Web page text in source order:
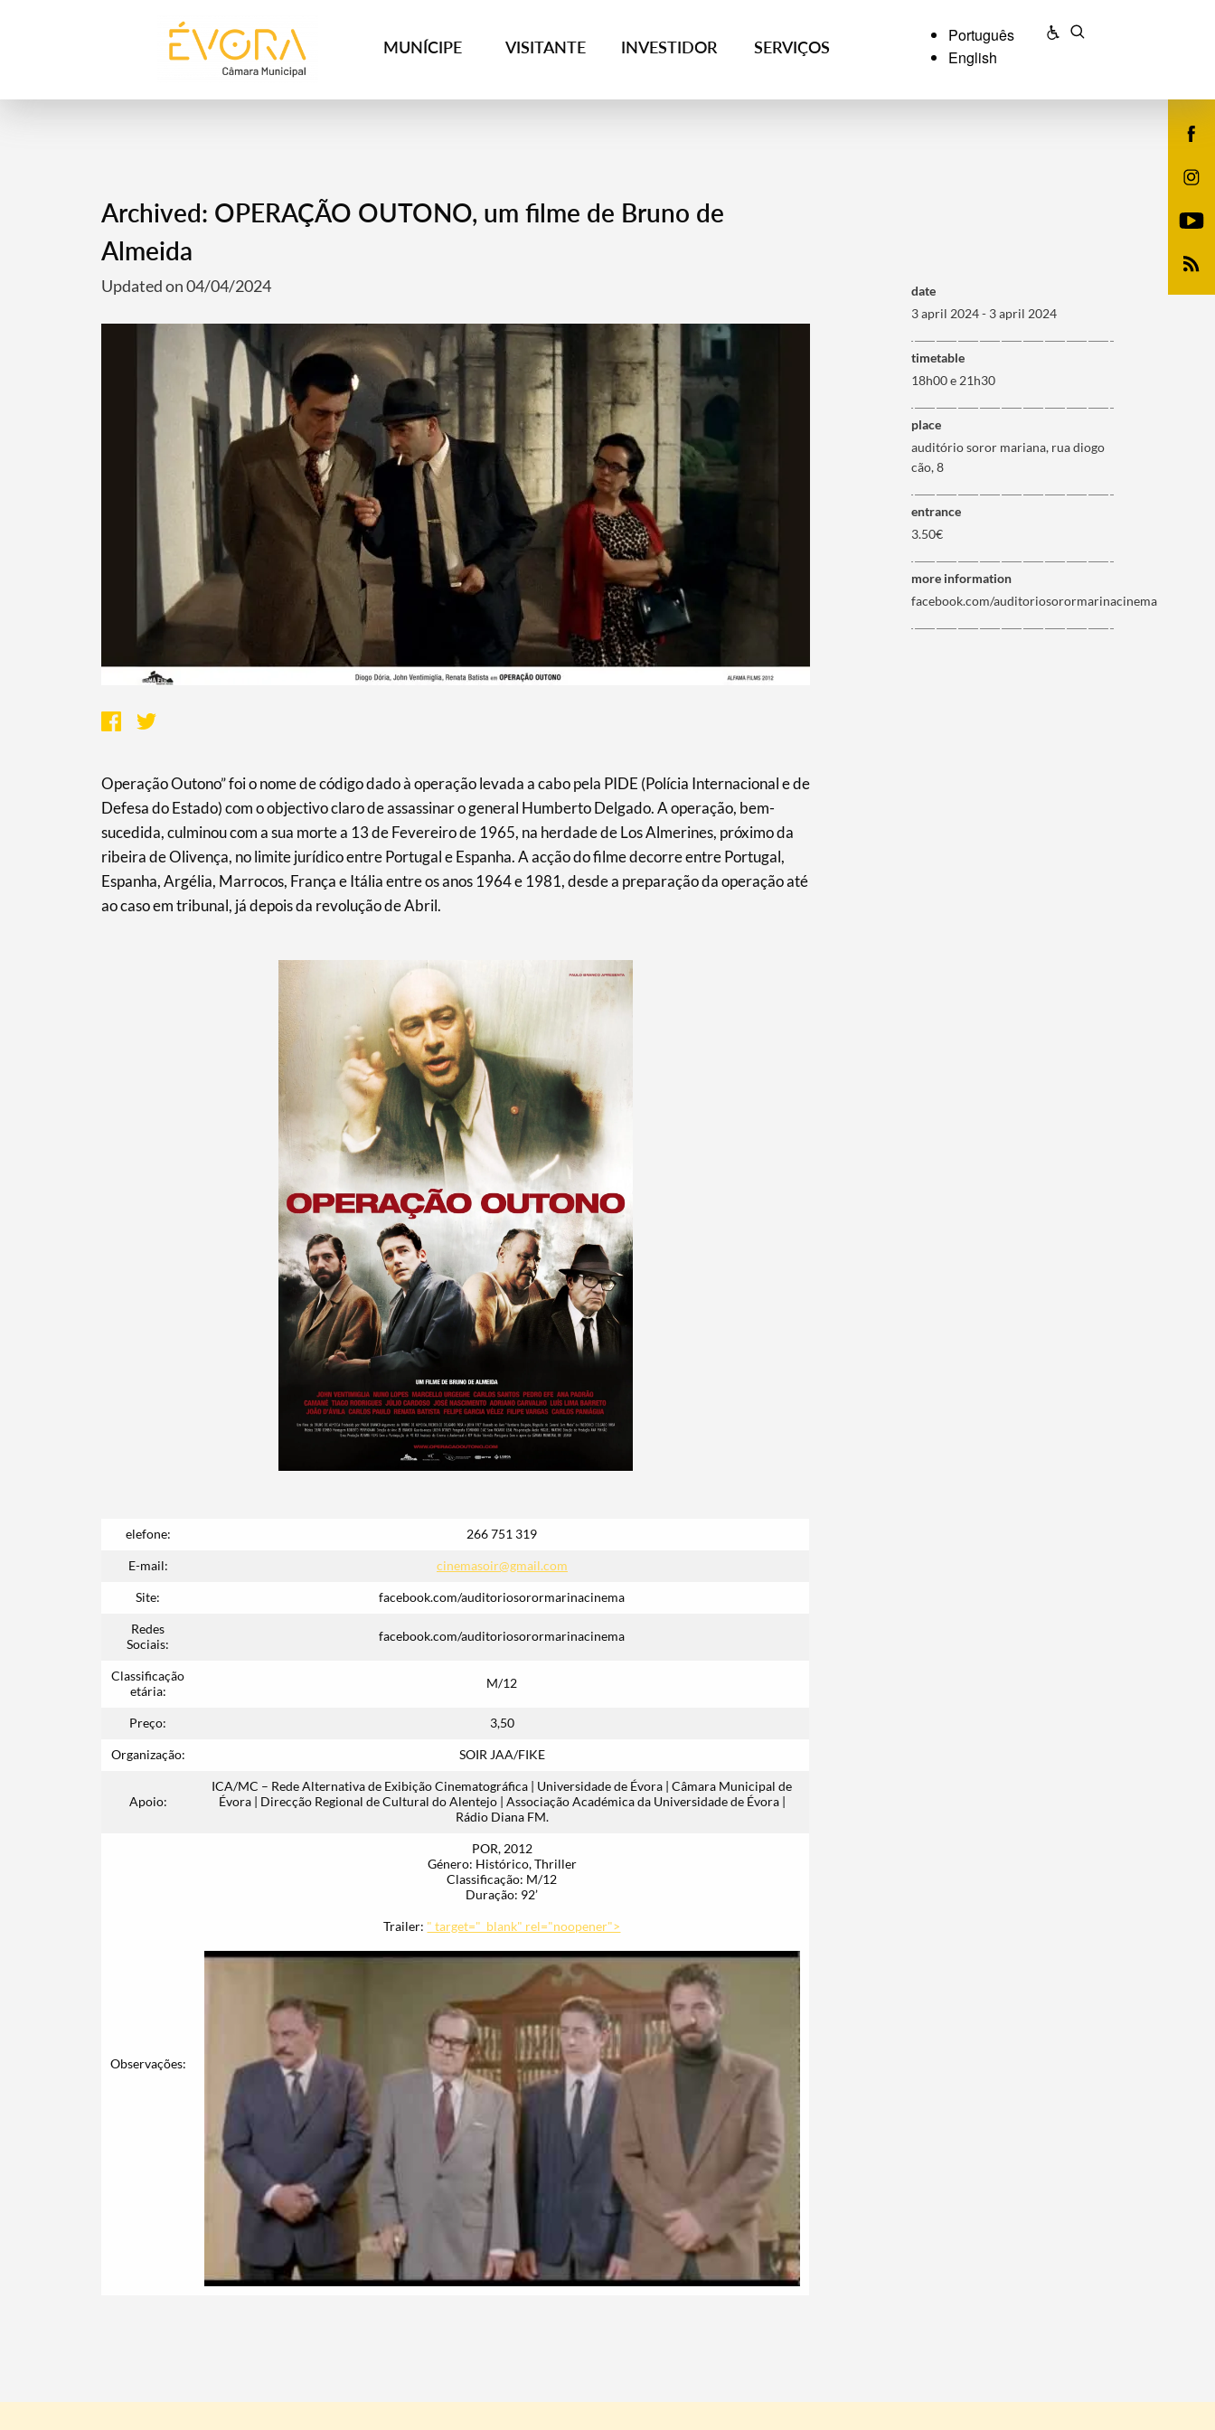
MUNÍCIPE VISITANTE INVESTIDOR SERVIÇOS
Português
English
Search term
Categories
Archived: OPERAÇÃO OUTONO, um filme de Bruno de
Almeida
Updated on 04/04/2024
Operação Outono” foi o nome de código dado à operação levada a cabo pela PIDE (Polícia Internacional e de
Defesa do Estado) com o objectivo claro de assassinar o general Humberto Delgado. A operação, bem-
sucedida, culminou com a sua morte a 13 de Fevereiro de 1965, na herdade de Los Almerines, próximo da
ribeira de Olivença, no limite jurídico entre Portugal e Espanha. A acção do filme decorre entre Portugal,
Espanha, Argélia, Marrocos, França e Itália entre os anos 1964 e 1981, desde a preparação da operação até
ao caso em tribunal, já depois da revolução de Abril.
elefone: 266 751 319
E-mail: cinemasoir@gmail.com
Site: facebook.com/auditoriosorormarinacinema
Redes
Sociais:
facebook.com/auditoriosorormarinacinema
Classificação
etária:
M/12
Preço: 3,50
Organização: SOIR JAA/FIKE
Apoio:
ICA/MC – Rede Alternativa de Exibição Cinematográfica | Universidade de Évora | Câmara Municipal de
Évora | Direcção Regional de Cultural do Alentejo | Associação Académica da Universidade de Évora |
Rádio Diana FM.
Observações:
POR, 2012
Género: Histórico, Thriller
Classificação: M/12
Duração: 92’
Trailer: " target="_blank" rel="noopener">
date
3 april 2024 - 3 april 2024
timetable
18h00 e 21h30
place
auditório soror mariana, rua diogo
cão, 8
entrance
3.50€
more information
facebook.com/auditoriosorormarinacinema